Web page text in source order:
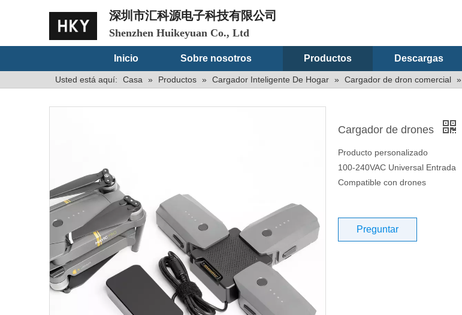
深圳市汇科源电子科技有限公司
Shenzhen Huikeyuan Co., Ltd
Inicio Sobre nosotros Productos Descargas
Usted está aquí: Casa » Productos » Cargador Inteligente De Hogar » Cargador de dron comercial »
Cargador de drones
Producto personalizado
100-240VAC Universal Entrada
Compatible con drones
Preguntar